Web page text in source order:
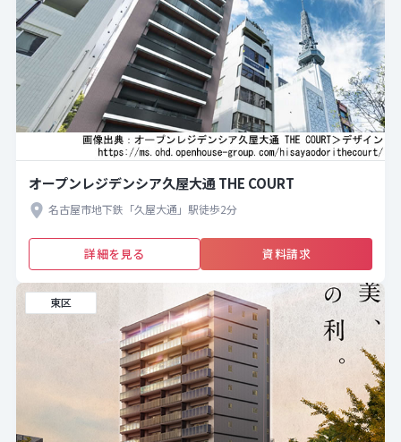
オープンレジデンシア久屋大通 THE COURT
名古屋市地下鉄「久屋大通」駅徒歩2分
詳細を見る 資料請求
東区